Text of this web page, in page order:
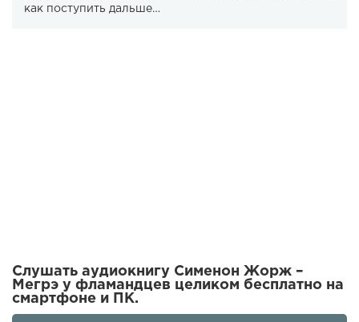
как поступить дальше…
Слушать аудиокнигу Сименон Жорж –
Мегрэ у фламандцев целиком бесплатно на
смартфоне и ПК.